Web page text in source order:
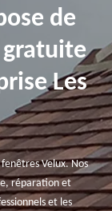
de
gratuite
Les
Velux. Nos
réparation et
et les